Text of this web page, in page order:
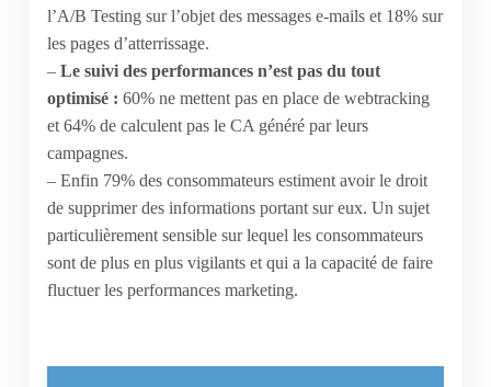
l’A/B Testing sur l’objet des messages e-mails et 18% sur
les pages d’atterrissage.
– Le suivi des performances n’est pas du tout
optimisé : 60% ne mettent pas en place de webtracking
et 64% de calculent pas le CA généré par leurs
campagnes.
– Enfin 79% des consommateurs estiment avoir le droit
de supprimer des informations portant sur eux. Un sujet
particulièrement sensible sur lequel les consommateurs
sont de plus en plus vigilants et qui a la capacité de faire
fluctuer les performances marketing.